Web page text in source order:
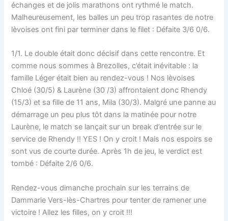
échanges et de jolis marathons ont rythmé le match.
Malheureusement, les balles un peu trop rasantes de notre
lèvoises ont fini par terminer dans le filet : Défaite 3/6 0/6.
1/1. Le double était donc décisif dans cette rencontre. Et
comme nous sommes à Brezolles, c’était inévitable : la
famille Léger était bien au rendez-vous ! Nos lèvoises
Chloé (30/5) & Laurène (30 /3) affrontaient donc Rhendy
(15/3) et sa fille de 11 ans, Mila (30/3). Malgré une panne au
démarrage un peu plus tôt dans la matinée pour notre
Laurène, le match se lançait sur un break d’entrée sur le
service de Rhendy !! YES ! On y croit ! Mais nos espoirs se
sont vus de courte durée. Après 1h de jeu, le verdict est
tombé : Défaite 2/6 0/6.
Rendez-vous dimanche prochain sur les terrains de
Dammarie Vers-lès-Chartres pour tenter de ramener une
victoire ! Allez les filles, on y croit !!!